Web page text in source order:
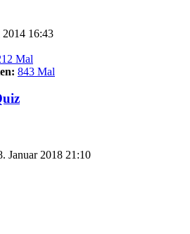
16:43
Mal
843 Mal
Januar 2018 21:10